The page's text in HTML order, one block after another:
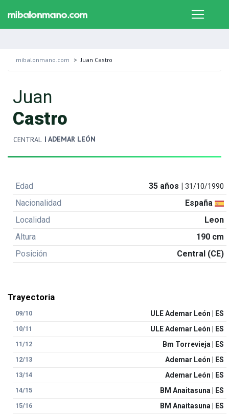
mibalonmano.com Juan Castro
Juan
Castro
CENTRAL | ADEMAR LEÓN
Edad 35 años |31/10/1990
Nacionalidad
España
Localidad
Leon
Altura
190 cm
Posición
Central (CE)
Trayectoria
09/10 ULE Ademar León | ES
10/11 ULE Ademar León | ES
11/12 Bm Torrevieja | ES
12/13 Ademar León | ES
13/14 Ademar León | ES
14/15 BM Anaitasuna | ES
15/16 BM Anaitasuna | ES